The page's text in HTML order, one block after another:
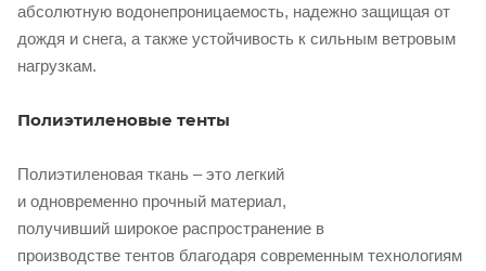
абсолютную водонепроницаемость, надежно защищая от
дождя и снега, а также устойчивость к сильным ветровым
нагрузкам.
Полиэтиленовые тенты
Полиэтиленовая ткань – это легкий
и одновременно прочный материал,
получивший широкое распространение в
производстве тентов благодаря современным технологиям